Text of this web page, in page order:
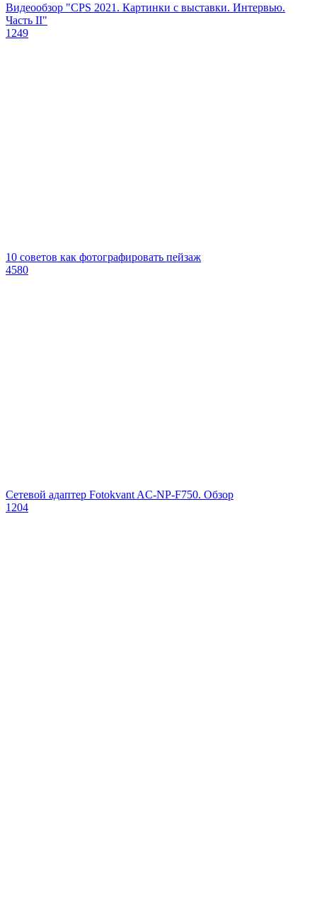
Видеообзор "CPS 2021. Картинки с выставки. Интервью.
Часть II"
1249
10 советов как фотографировать пейзаж
4580
Сетевой адаптер Fotokvant AC-NP-F750. Обзор
1204